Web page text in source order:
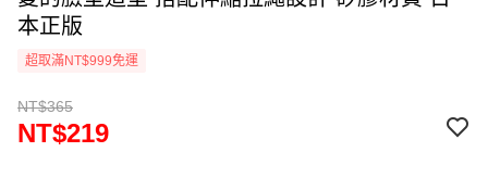
本正版
超取滿NT$999免運
NT$365
NT$219